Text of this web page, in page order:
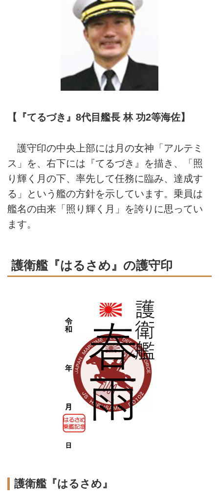
【『てるづき』8代目艦長 林 功2等海佐】
護守印の中央上部には月の女神「アルテミ
ス」を、右下には『てるづき』を描き、「照
り輝く月の下、率先して任務に臨み、達成す
る」という艦の方針を示しています。乗員は
艦名の由来「照り輝く月」を誇りに思ってい
ます。
護衛艦『はるさめ』の護守印
護衛艦『はるさめ』